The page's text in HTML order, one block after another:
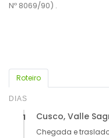
Roteiro
DIAS
1 Cusco, Valle
Chegada e
Nº 8069/90) .